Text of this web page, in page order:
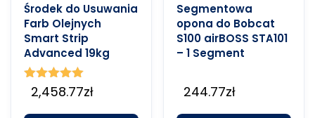
Środek do Usuwania
Farb Olejnych
Smart Strip
Advanced 19kg
Oceniono
5.00
2,458.77zł
Segmentowa
opona do Bobcat
S100 airBOSS STA101
– 1 Segment
244.77zł